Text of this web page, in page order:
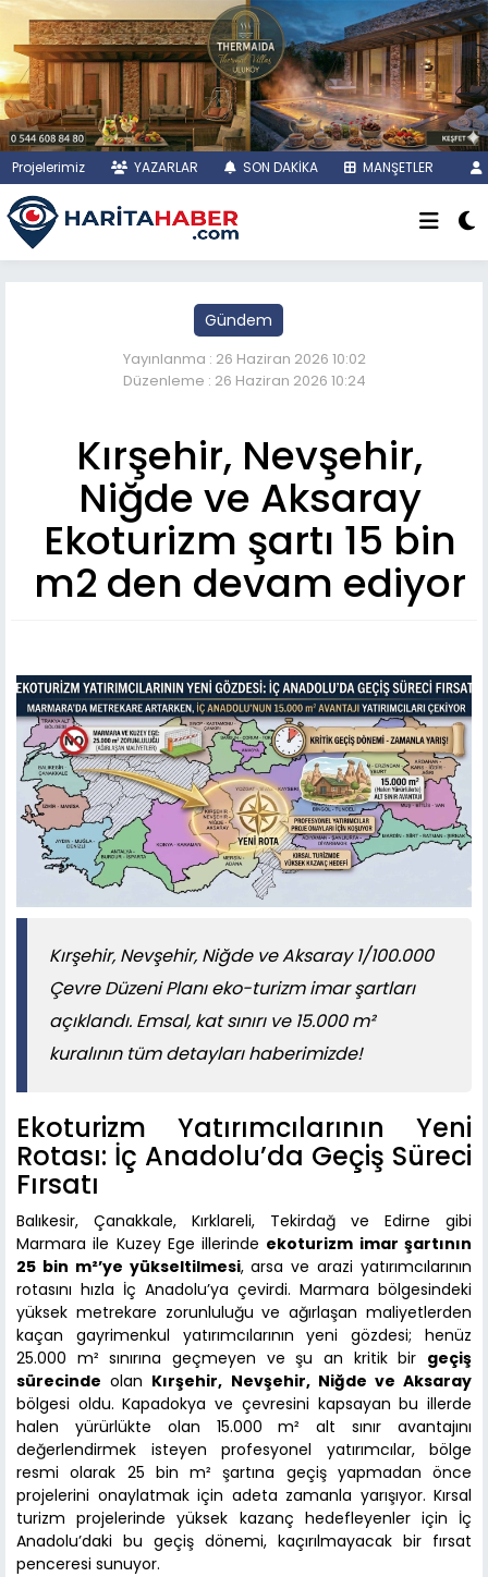
Projelerimiz YAZARLAR SON DAKİKA MANŞETLER
Gündem
Yayınlanma : 26 Haziran 2026 10:02
Düzenleme : 26 Haziran 2026 10:24
Kırşehir, Nevşehir,
Niğde ve Aksaray
Ekoturizm şartı 15 bin
m2 den devam ediyor
Kırşehir, Nevşehir, Niğde ve Aksaray 1/100.000
Çevre Düzeni Planı eko-turizm imar şartları
açıklandı. Emsal, kat sınırı ve 15.000 m²
kuralının tüm detayları haberimizde!
Ekoturizm Yatırımcılarının Yeni
Rotası: İç Anadolu’da Geçiş Süreci
Fırsatı
Balıkesir, Çanakkale, Kırklareli, Tekirdağ ve Edirne gibi
Marmara ile Kuzey Ege illerinde ekoturizm imar şartının
25 bin m²’ye yükseltilmesi, arsa ve arazi yatırımcılarının
rotasını hızla İç Anadolu’ya çevirdi. Marmara bölgesindeki
yüksek metrekare zorunluluğu ve ağırlaşan maliyetlerden
kaçan gayrimenkul yatırımcılarının yeni gözdesi; henüz
25.000 m² sınırına geçmeyen ve şu an kritik bir geçiş
sürecinde olan Kırşehir, Nevşehir, Niğde ve Aksaray
bölgesi oldu. Kapadokya ve çevresini kapsayan bu illerde
halen yürürlükte olan 15.000 m² alt sınır avantajını
değerlendirmek isteyen profesyonel yatırımcılar, bölge
resmi olarak 25 bin m² şartına geçiş yapmadan önce
projelerini onaylatmak için adeta zamanla yarışıyor. Kırsal
turizm projelerinde yüksek kazanç hedefleyenler için İç
Anadolu’daki bu geçiş dönemi, kaçırılmayacak bir fırsat
penceresi sunuyor.